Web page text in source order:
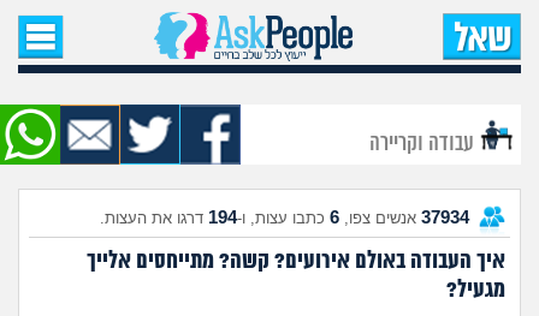
עמוד הבית
שאל שאלה
שאלות חדשות
שאלות שעוררו עניין
עבודה וקריירה
37934 אנשים צפו, 6 כתבו עצות, ו-194 דרגו את העצות.
איך העבודה באולם אירועים? קשה? מתייחסים אלייך
מגעיל?